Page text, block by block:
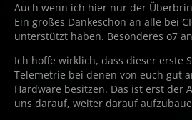
Auch wenn ich hier nur der
Ein großes Dankeschön an alle bei
unterstützt haben. Besonderes o7 an
Ich hoffe wirklich, dass dieser erste
Telemetrie bei denen von euch gut
Hardware besitzen. Das ist erst der
uns darauf, weiter darauf